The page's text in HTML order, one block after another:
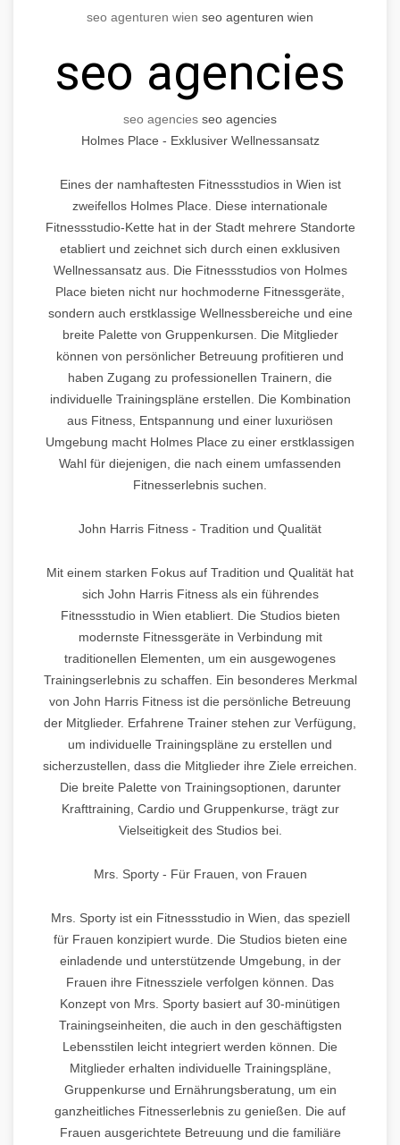
seo agenturen wien seo agenturen wien
seo agencies
seo agencies seo agencies
Holmes Place - Exklusiver Wellnessansatz
Eines der namhaftesten Fitnessstudios in Wien ist
zweifellos Holmes Place. Diese internationale
Fitnessstudio-Kette hat in der Stadt mehrere Standorte
etabliert und zeichnet sich durch einen exklusiven
Wellnessansatz aus. Die Fitnessstudios von Holmes
Place bieten nicht nur hochmoderne Fitnessgeräte,
sondern auch erstklassige Wellnessbereiche und eine
breite Palette von Gruppenkursen. Die Mitglieder
können von persönlicher Betreuung profitieren und
haben Zugang zu professionellen Trainern, die
individuelle Trainingspläne erstellen. Die Kombination
aus Fitness, Entspannung und einer luxuriösen
Umgebung macht Holmes Place zu einer erstklassigen
Wahl für diejenigen, die nach einem umfassenden
Fitnesserlebnis suchen.
John Harris Fitness - Tradition und Qualität
Mit einem starken Fokus auf Tradition und Qualität hat
sich John Harris Fitness als ein führendes
Fitnessstudio in Wien etabliert. Die Studios bieten
modernste Fitnessgeräte in Verbindung mit
traditionellen Elementen, um ein ausgewogenes
Trainingserlebnis zu schaffen. Ein besonderes Merkmal
von John Harris Fitness ist die persönliche Betreuung
der Mitglieder. Erfahrene Trainer stehen zur Verfügung,
um individuelle Trainingspläne zu erstellen und
sicherzustellen, dass die Mitglieder ihre Ziele erreichen.
Die breite Palette von Trainingsoptionen, darunter
Krafttraining, Cardio und Gruppenkurse, trägt zur
Vielseitigkeit des Studios bei.
Mrs. Sporty - Für Frauen, von Frauen
Mrs. Sporty ist ein Fitnessstudio in Wien, das speziell
für Frauen konzipiert wurde. Die Studios bieten eine
einladende und unterstützende Umgebung, in der
Frauen ihre Fitnessziele verfolgen können. Das
Konzept von Mrs. Sporty basiert auf 30-minütigen
Trainingseinheiten, die auch in den geschäftigsten
Lebensstilen leicht integriert werden können. Die
Mitglieder erhalten individuelle Trainingspläne,
Gruppenkurse und Ernährungsberatung, um ein
ganzheitliches Fitnesserlebnis zu genießen. Die auf
Frauen ausgerichtete Betreuung und die familiäre